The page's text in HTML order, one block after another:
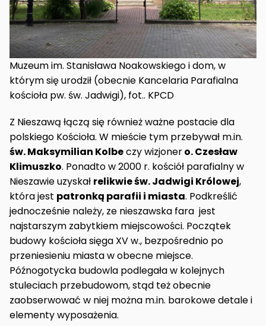
Muzeum im. Stanisława Noakowskiego i dom, w
którym się urodził (obecnie Kancelaria Parafialna
kościoła pw. św. Jadwigi), fot.. KPCD
Z Nieszawą łączą się również ważne postacie dla
polskiego Kościoła. W mieście tym przebywał m.in.
św. Maksymilian Kolbeczy wizjonero. Czesław
Klimuszko. Ponadto w 2000 r. kościół parafialny w
Nieszawie uzyskał relikwie św. Jadwigi Królowej,
która jest patronką parafii i miasta. Podkreślić
jednocześnie należy, ze nieszawska fara jest
najstarszym zabytkiem miejscowości. Początek
budowy kościoła sięga XV w., bezpośrednio po
przeniesieniu miasta w obecne miejsce.
Późnogotycka budowla podlegała w kolejnych
stuleciach przebudowom, stąd też obecnie
zaobserwować w niej można m.in. barokowe detale i
elementy wyposażenia.